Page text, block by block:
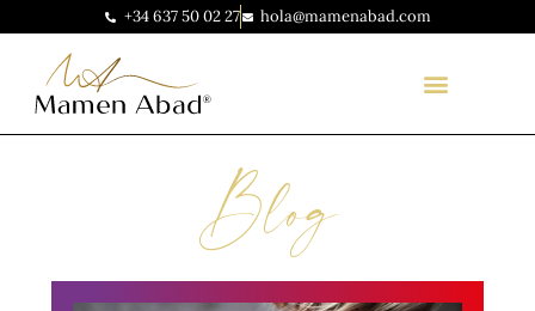
+34 637 50 02 27 hola@mamenabad.com
Blog